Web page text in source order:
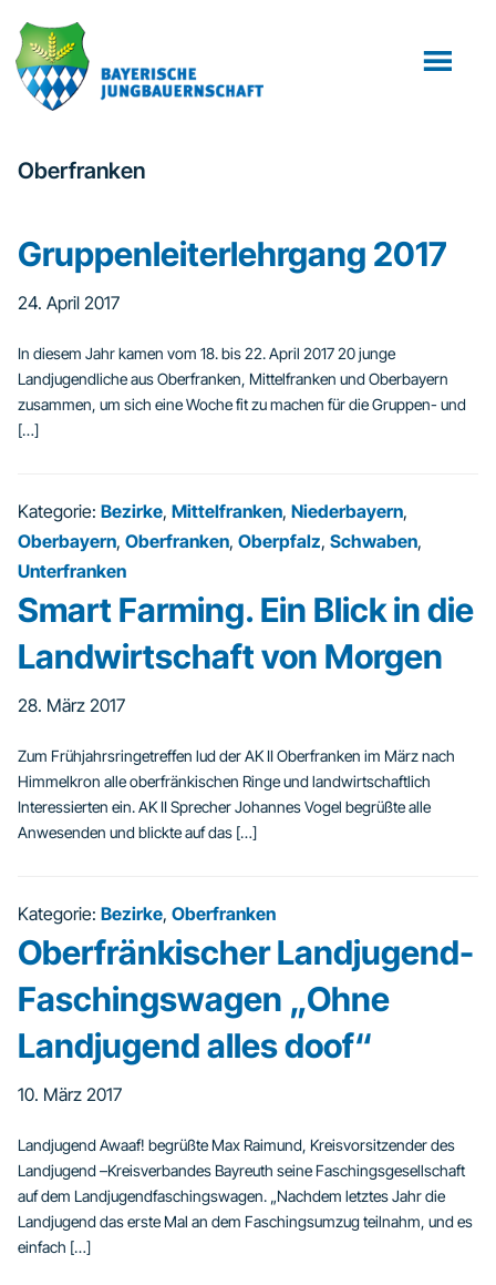
Inhalt
springen
Fußzeile
springen
Oberfranken
Gruppenleiterlehrgang 2017
24. April 2017
In diesem Jahr kamen vom 18. bis 22. April 2017 20 junge
Landjugendliche aus Oberfranken, Mittelfranken und Oberbayern
zusammen, um sich eine Woche fit zu machen für die Gruppen- und
[…]
Kategorie: Bezirke, Mittelfranken, Niederbayern,
Oberbayern, Oberfranken, Oberpfalz, Schwaben,
Unterfranken
Smart Farming. Ein Blick in die
Landwirtschaft von Morgen
28. März 2017
Zum Frühjahrsringetreffen lud der AK II Oberfranken im März nach
Himmelkron alle oberfränkischen Ringe und landwirtschaftlich
Interessierten ein. AK II Sprecher Johannes Vogel begrüßte alle
Anwesenden und blickte auf das […]
Kategorie: Bezirke, Oberfranken
Oberfränkischer Landjugend-
Faschingswagen „Ohne
Landjugend alles doof“
10. März 2017
Landjugend Awaaf! begrüßte Max Raimund, Kreisvorsitzender des
Landjugend –Kreisverbandes Bayreuth seine Faschingsgesellschaft
auf dem Landjugendfaschingswagen. „Nachdem letztes Jahr die
Landjugend das erste Mal an dem Faschingsumzug teilnahm, und es
einfach […]